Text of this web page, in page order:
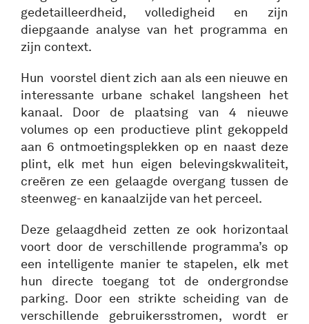
gedetailleerdheid, volledigheid en zijn
diepgaande analyse van het programma en
zijn context.
Hun voorstel dient zich aan als een nieuwe en
interessante urbane schakel langsheen het
kanaal. Door de plaatsing van 4 nieuwe
volumes op een productieve plint gekoppeld
aan 6 ontmoetingsplekken op en naast deze
plint, elk met hun eigen belevingskwaliteit,
creëren ze een gelaagde overgang tussen de
steenweg- en kanaalzijde van het perceel.
Deze gelaagdheid zetten ze ook horizontaal
voort door de verschillende programma’s op
een intelligente manier te stapelen, elk met
hun directe toegang tot de ondergrondse
parking. Door een strikte scheiding van de
verschillende gebruikersstromen, wordt er